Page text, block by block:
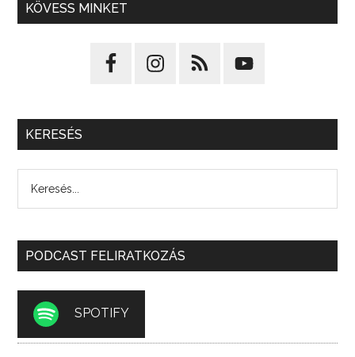
KÖVESS MINKET
KERESÉS
PODCAST FELIRATKOZÁS
SPOTIFY